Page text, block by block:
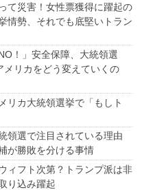
て災害！女性票獲得に躍起の
情勢、それでも底堅いトラン
！」安全保障、大統領選
リカをどう変えていくの
リカ大統領選挙で「もしト
領選で注目されている理由
が勝敗を分ける事情
ィフト次第？トランプ派は非
り込み躍起